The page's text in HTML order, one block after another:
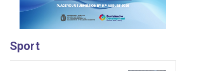
Sport